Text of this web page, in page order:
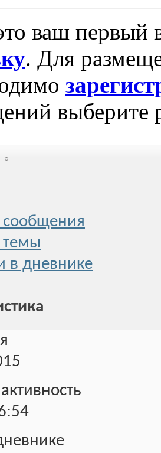
ваш первый
. Для
выберите
сообщения
темы
в дневнике